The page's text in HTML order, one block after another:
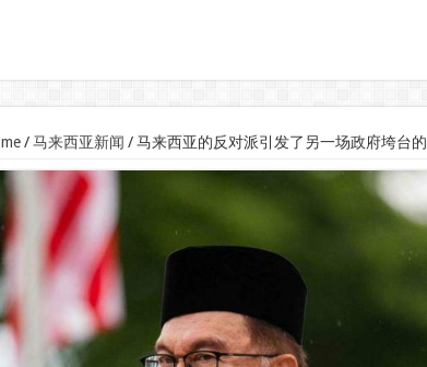
/ 马来西亚新闻 / 马来西亚的反对派引发了另一场政府垮台